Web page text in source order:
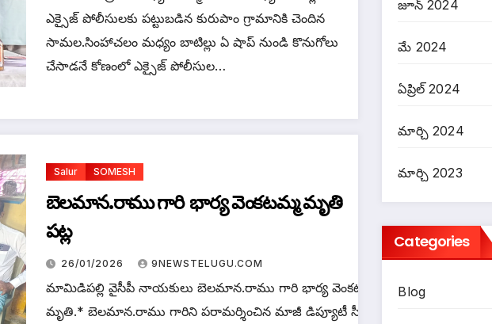
ఎక్సైజ్ పోలీసులకు పట్టుబడిన కురుపాం గ్రామానికి చెందిన
సామల.సింహాచలం మధ్యం బాటిల్లు ఏ షాప్ నుండి కొనుగోలు
చేసాడనే కోణంలో ఎక్సైజ్ పోలీసుల…
Salur SOMESH
బెలమాన.రాము గారి భార్య వెంకటమ్మ మృతి
పట్ల
బెలమాన.రాము ను పరామర్శించిన మాజీ డిప్యూటీ సీఎం
రాజన్నదొర
26/01/2026 9NEWSTELUGU.COM
మామిడిపల్లి వైసీపీ నాయకులు బెలమాన.రాము గారి భార్య వెంకటమ్మ(75సం.లు)గారు
మృతి.* బెలమాన.రాము గారిని పరామర్శించిన మాజీ డిప్యూటీ సీఎం రాజన్నదొర గారు
జూన్ 2024
మే 2024
ఏప్రిల్ 2024
మార్చి 2024
మార్చి 2023
Categories
Blog